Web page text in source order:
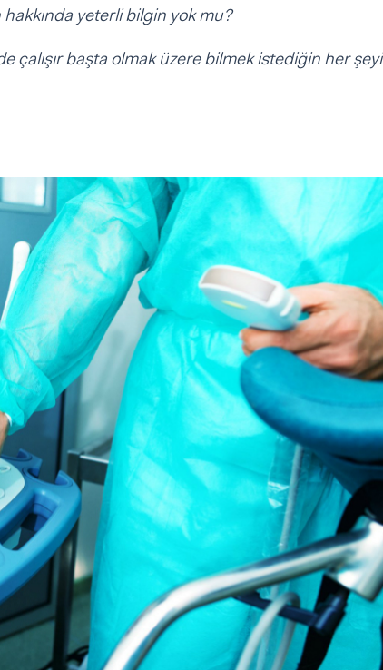
yeterli bilgin yok mu?
çalışır başta olmak üzere bilmek istediğin her şeyi